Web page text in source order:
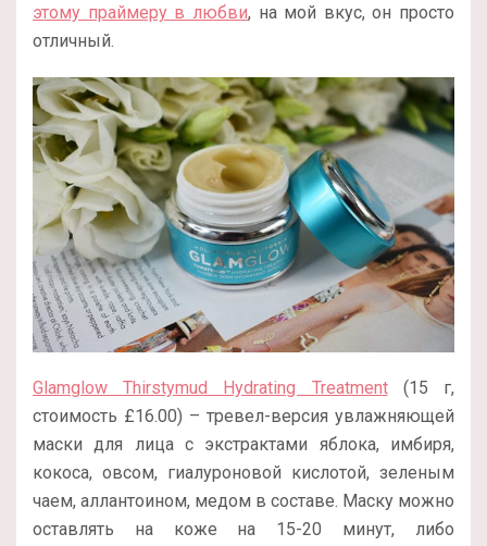
этому праймеру в любви, на мой вкус, он просто
отличный.
Glamglow Thirstymud Hydrating Treatment(15 г,
стоимость £16.00) – тревел-версия увлажняющей
маски для лица с экстрактами яблока, имбиря,
кокоса, овсом, гиалуроновой кислотой, зеленым
чаем, аллантоином, медом в составе. Маску можно
оставлять на коже на 15-20 минут, либо